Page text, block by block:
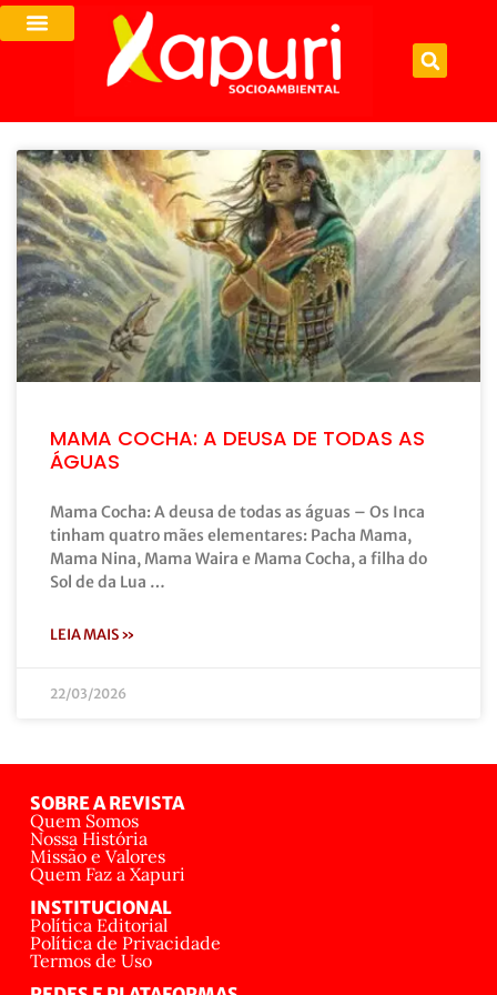
MAMA COCHA: A DEUSA DE TODAS AS
ÁGUAS
Mama Cocha: A deusa de todas as águas – Os Inca
tinham quatro mães elementares: Pacha Mama,
Mama Nina, Mama Waira e Mama Cocha, a filha do
Sol de da Lua …
LEIA MAIS »
22/03/2026
SOBRE A REVISTA
Quem Somos
Nossa História
Missão e Valores
Quem Faz a Xapuri
INSTITUCIONAL
Política Editorial
Política de Privacidade
Termos de Uso